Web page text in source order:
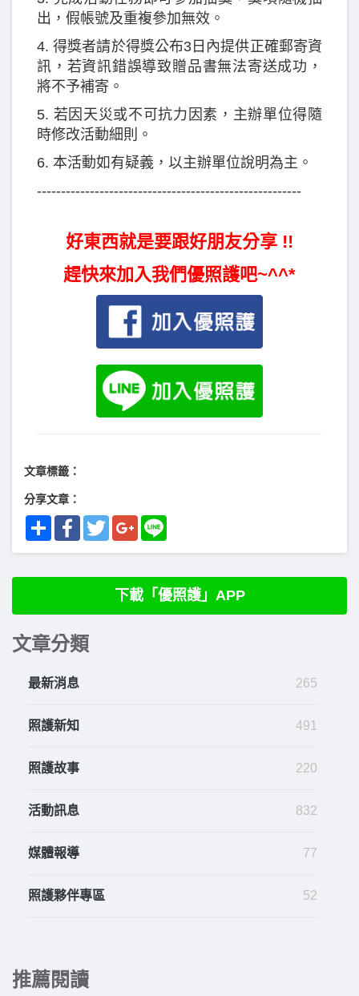
出，假帳號及重複參加無效。
4. 得獎者請於得獎公布3日內提供正確郵寄資
訊，若資訊錯誤導致贈品書無法寄送成功，
將不予補寄。
5. 若因天災或不可抗力因素，主辦單位得隨
時修改活動細則。
6. 本活動如有疑義，以主辦單位說明為主。
-------------------------------------------------------
好東西就是要跟好朋友分享 !!
趕快來加入我們優照護吧~^^*
文章標籤：
分享文章：
Share FacebookTwitterGoogle+
下載「優照護」APP
文章分類
最新消息 265
照護新知 491
照護故事 220
活動訊息 832
媒體報導 77
照護夥伴專區 52
推薦閱讀